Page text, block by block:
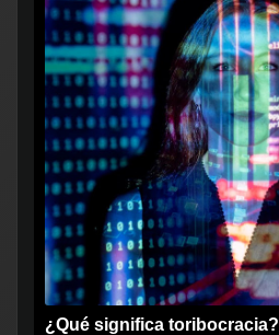
¿Qué significa toribocracia?